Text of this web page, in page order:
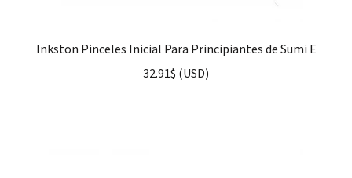
Inkston Pinceles Inicial Para Principiantes de Sumi E
32.91$ (USD)